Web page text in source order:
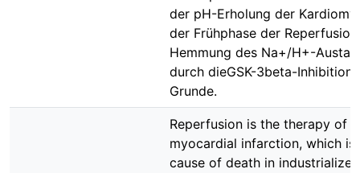
der pH-Erholung der
der Frühphase der
Hemmung des Na+/H+-
durch dieGSK-3beta-Inhibition
Grunde.
Reperfusion is the therapy of
myocardial infarction, which is
cause of death in industrialized